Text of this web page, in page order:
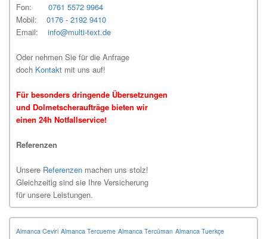
Fon: 0761 5572 9964
Mobil: 0176 - 2192 9410
Email: info@multi-text.de
Oder nehmen Sie für die Anfrage
doch Kontakt mit uns auf!
Für besonders dringende Übersetzungen
und Dolmetscheraufträge bieten wir
einen 24h Notfallservice!
Referenzen
Unsere Referenzen machen uns stolz!
Gleichzeitig sind sie Ihre Versicherung
für unsere Leistungen.
Almanca Ceviri Almanca Tercueme Almanca Tercüman Almanca Tuerkçe